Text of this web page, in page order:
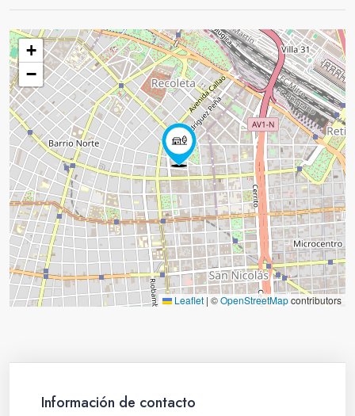
+
−
Leaflet | ©OpenStreetMapcontributors
Información de contacto